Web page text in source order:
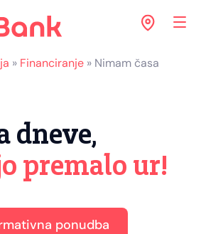
» Financiranje» Nimam časa
dneve,
premalo ur!
ponudba